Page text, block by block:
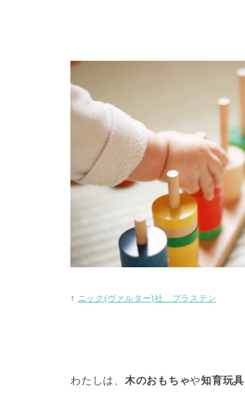
↑ ニック(ヴァルター)社 プラステン
わたしは、 木のおもちゃや知育玩具